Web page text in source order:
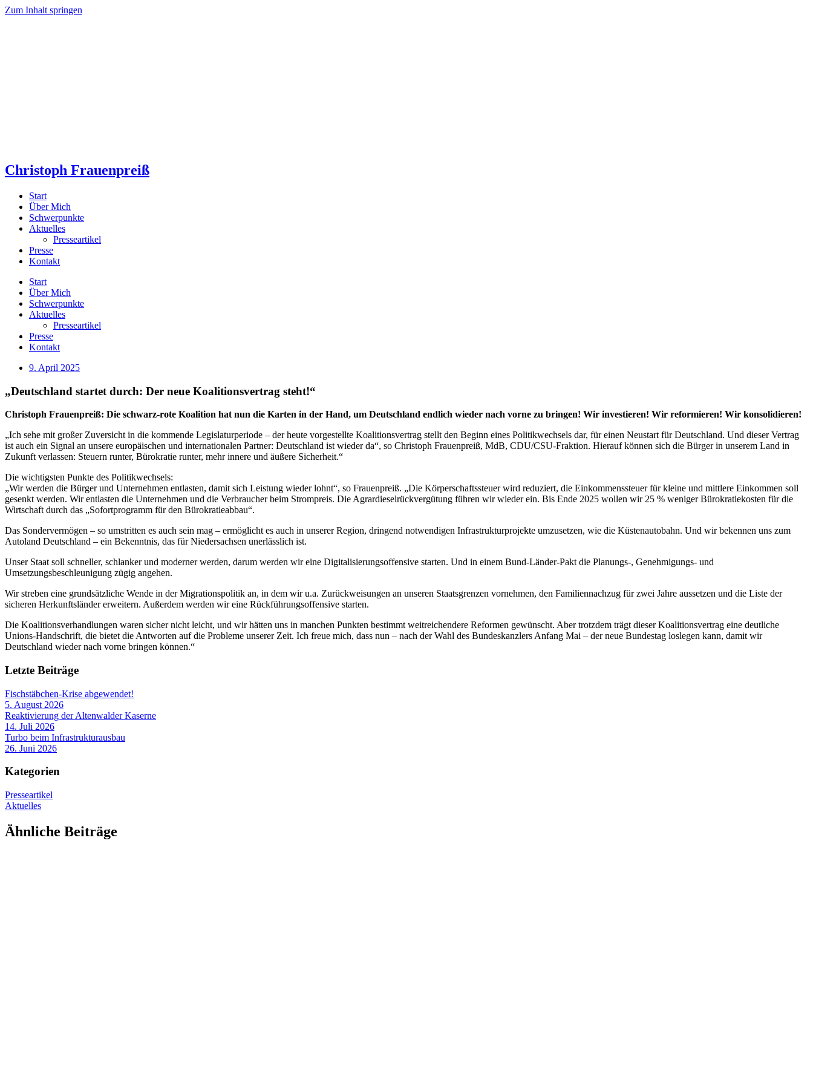
Zum Inhalt springen
Christoph Frauenpreiß
Start
Über Mich
Schwerpunkte
Aktuelles
Presseartikel
Presse
Kontakt
Start
Über Mich
Schwerpunkte
Aktuelles
Presseartikel
Presse
Kontakt
9. April 2025
„Deutschland startet durch: Der neue Koalitionsvertrag steht!“
Christoph Frauenpreiß: Die schwarz-rote Koalition hat nun die Karten in der Hand, um Deutschland endlich wieder nach vorne zu bringen! Wir investieren! Wir reformieren! Wir konsolidieren!
„Ich sehe mit großer Zuversicht in die kommende Legislaturperiode – der heute vorgestellte Koalitionsvertrag stellt den Beginn eines Politikwechsels dar, für einen Neustart für Deutschland. Und dieser Vertrag
ist auch ein Signal an unsere europäischen und internationalen Partner: Deutschland ist wieder da“, so Christoph Frauenpreiß, MdB, CDU/CSU-Fraktion. Hierauf können sich die Bürger in unserem Land in
Zukunft verlassen: Steuern runter, Bürokratie runter, mehr innere und äußere Sicherheit.“
Die wichtigsten Punkte des Politikwechsels:
„Wir werden die Bürger und Unternehmen entlasten, damit sich Leistung wieder lohnt“, so Frauenpreiß. „Die Körperschaftssteuer wird reduziert, die Einkommenssteuer für kleine und mittlere Einkommen soll
gesenkt werden. Wir entlasten die Unternehmen und die Verbraucher beim Strompreis. Die Agrardieselrückvergütung führen wir wieder ein. Bis Ende 2025 wollen wir 25 % weniger Bürokratiekosten für die
Wirtschaft durch das „Sofortprogramm für den Bürokratieabbau“.
Das Sondervermögen – so umstritten es auch sein mag – ermöglicht es auch in unserer Region, dringend notwendigen Infrastrukturprojekte umzusetzen, wie die Küstenautobahn. Und wir bekennen uns zum
Autoland Deutschland – ein Bekenntnis, das für Niedersachsen unerlässlich ist.
Unser Staat soll schneller, schlanker und moderner werden, darum werden wir eine Digitalisierungsoffensive starten. Und in einem Bund-Länder-Pakt die Planungs-, Genehmigungs- und
Umsetzungsbeschleunigung zügig angehen.
Wir streben eine grundsätzliche Wende in der Migrationspolitik an, in dem wir u.a. Zurückweisungen an unseren Staatsgrenzen vornehmen, den Familiennachzug für zwei Jahre aussetzen und die Liste der
sicheren Herkunftsländer erweitern. Außerdem werden wir eine Rückführungsoffensive starten.
Die Koalitionsverhandlungen waren sicher nicht leicht, und wir hätten uns in manchen Punkten bestimmt weitreichendere Reformen gewünscht. Aber trotzdem trägt dieser Koalitionsvertrag eine deutliche
Unions-Handschrift, die bietet die Antworten auf die Probleme unserer Zeit. Ich freue mich, dass nun – nach der Wahl des Bundeskanzlers Anfang Mai – der neue Bundestag loslegen kann, damit wir
Deutschland wieder nach vorne bringen können.“
Letzte Beiträge
Fischstäbchen-Krise abgewendet!
5. August 2026
Reaktivierung der Altenwalder Kaserne
14. Juli 2026
Turbo beim Infrastrukturausbau
26. Juni 2026
Kategorien
Presseartikel
Aktuelles
Ähnliche Beiträge